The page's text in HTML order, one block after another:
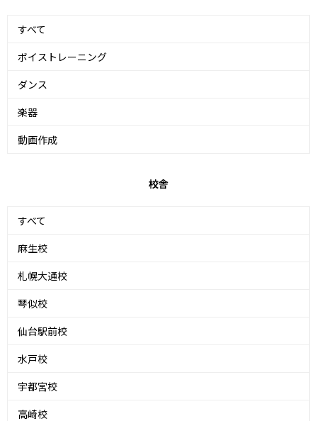
すべて
ボイストレーニング
ダンス
楽器
動画作成
校舎
すべて
麻生校
札幌大通校
琴似校
仙台駅前校
水戸校
宇都宮校
高崎校